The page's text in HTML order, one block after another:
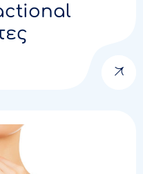
ΠΡΟΣΩΠΟ,ΧΕΡΙΑ